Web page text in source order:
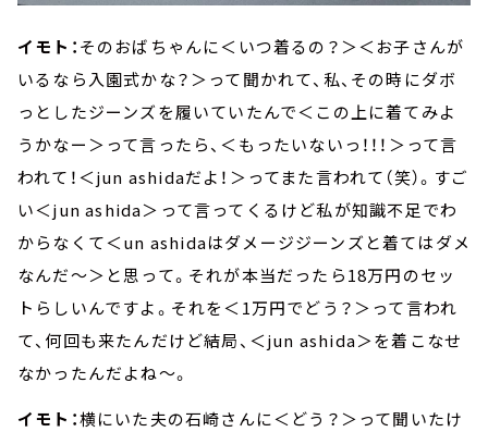
イモト：そのおばちゃんに＜いつ着るの？＞＜お子さんが
いるなら入園式かな？＞って聞かれて、私、その時にダボ
っとしたジーンズを履いていたんで＜この上に着てみよ
うかなー＞って言ったら、＜もったいないっ！！！＞って言
われて！＜jun ashidaだよ！＞ってまた言われて（笑）。すご
い＜jun ashida＞って言ってくるけど私が知識不足でわ
からなくて＜un ashidaはダメージジーンズと着てはダメ
なんだ～＞と思って。それが本当だったら18万円のセッ
トらしいんですよ。それを＜1万円でどう？＞って言われ
て、何回も来たんだけど結局、＜jun ashida＞を着こなせ
なかったんだよね～。
イモト：横にいた夫の石崎さんに＜どう？＞って聞いたけ